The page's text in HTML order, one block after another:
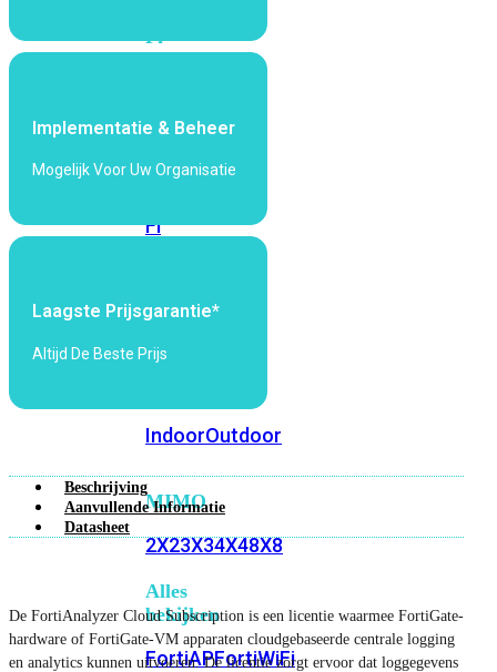
Fi
Fi
Fi
Fi
Wi-
Fi
IndoorOutdoor
MIMO
2X23X34X48X8
Alles
bekijken
FortiAPFortiWiFi
Implementatie & Beheer
Mogelijk Voor Uw Organisatie
Laagste Prijsgarantie*
Altijd De Beste Prijs
Beschrijving
Aanvullende Informatie
Datasheet
De FortiAnalyzer Cloud Subscription is een licentie waarmee FortiGate-
hardware of FortiGate-VM apparaten cloudgebaseerde centrale logging
en analytics kunnen uitvoeren. De licentie zorgt ervoor dat loggegevens